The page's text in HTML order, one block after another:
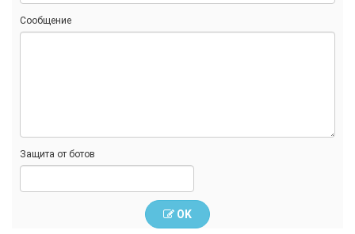
Сообщение
Защита от ботов
OK